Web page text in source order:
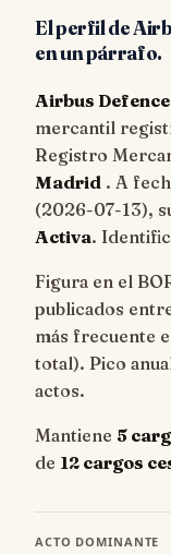
El perfil de
en un párrafo.
Airbus Defence
mercantil
Registro
Madrid . A
(2026-07-13),
Activa.
Figura en el
publicados
más frecuente
total). Pico
actos.
Mantiene 5
de 12 cargos
ACTO DOMINANTE